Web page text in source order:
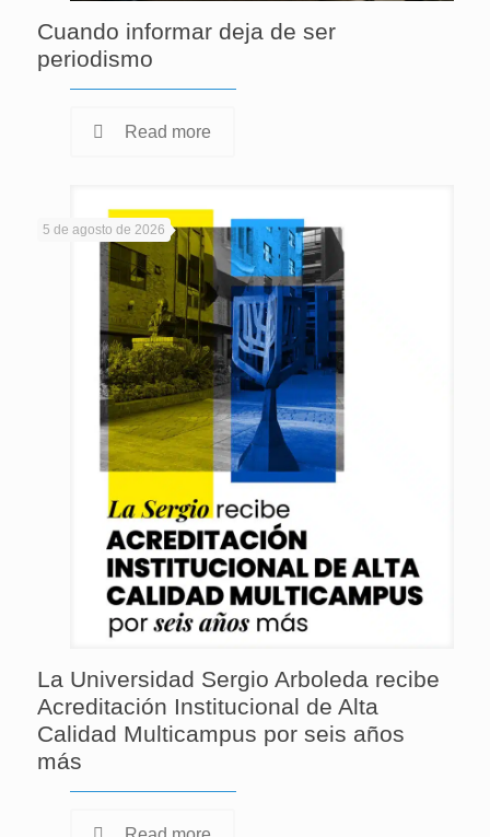
Cuando informar deja de ser
periodismo
Read more
5 de agosto de 2026
La Universidad Sergio Arboleda recibe
Acreditación Institucional de Alta
Calidad Multicampus por seis años
más